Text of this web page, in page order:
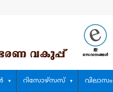
റിസോഴ്സസ് വിലാസം